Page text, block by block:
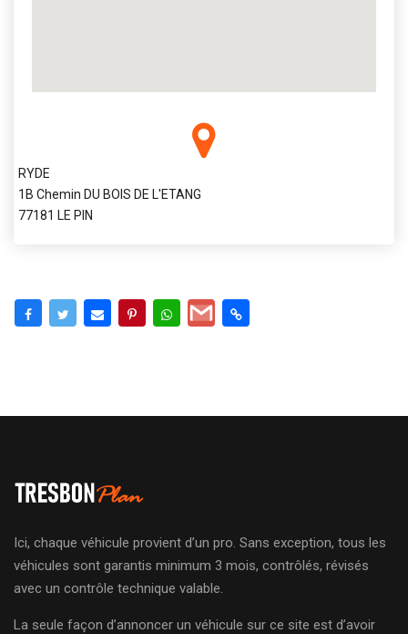
RYDE
1B Chemin DU BOIS DE L'ETANG
77181 LE PIN
Ici, chaque véhicule provient d’un pro. Sans exception, tous les
véhicules sont garantis minimum 3 mois, contrôlés, révisés
avec un contrôle technique valable.
La seule façon d’annoncer un véhicule sur ce site est d’avoir